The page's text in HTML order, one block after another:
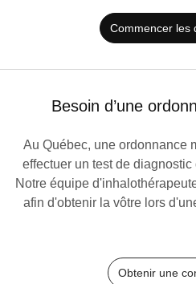
Commencer les
Besoin d’une
Au Québec, une ordonnance
effectuer un test de
Notre équipe
afin d'obtenir la vôtre lors
Obtenir une